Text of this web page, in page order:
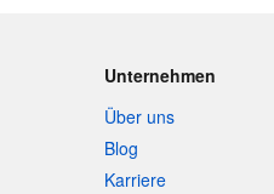
Unternehmen
Über uns
Blog
Karriere